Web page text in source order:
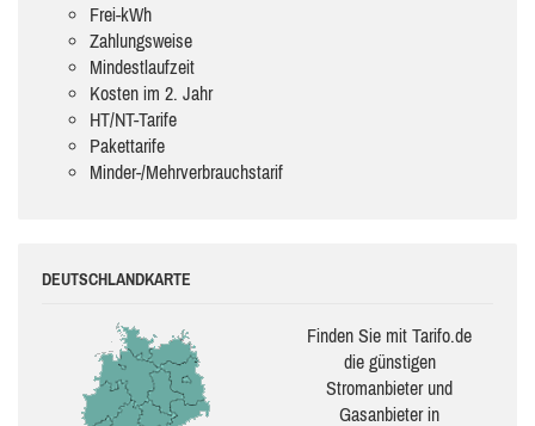
Frei-kWh
Zahlungsweise
Mindestlaufzeit
Kosten im 2. Jahr
HT/NT-Tarife
Pakettarife
Minder-/Mehrverbrauchstarif
DEUTSCHLANDKARTE
Finden Sie mit Tarifo.de
die güns­ti­gen
Stromanbieter und
Gasanbieter in